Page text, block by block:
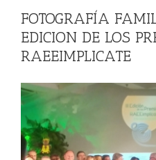
FOTOGRAFÍA
EDICION DE LOS
RAEEIMPLICATE